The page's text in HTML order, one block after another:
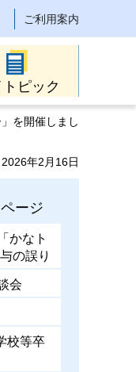
ご利用案内
ピック
を開催しまし
年2月16日
ージ
かなト
の誤り
会
校等卒